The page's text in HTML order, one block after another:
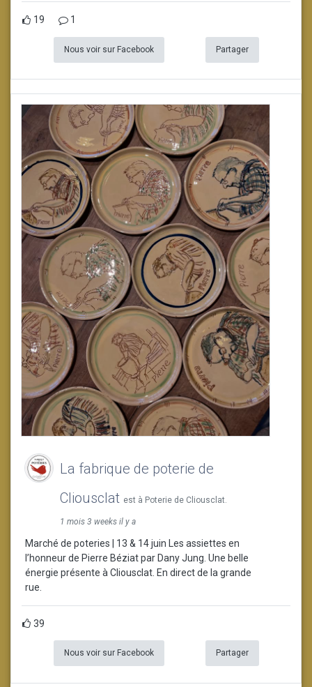
19 1
Nous voir sur Facebook Partager
La fabrique de poterie de
Cliousclat est à Poterie de Cliousclat.
1 mois 3 weeks il y a
Marché de poteries | 13 & 14 juin Les assiettes en
l’honneur de Pierre Béziat par Dany Jung. Une belle
énergie présente à Cliousclat. En direct de la grande
rue.
39
Nous voir sur Facebook Partager